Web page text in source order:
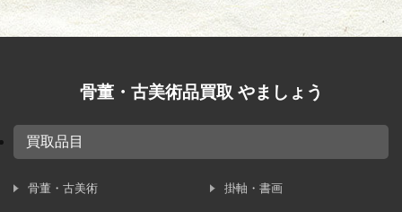
イ
骨董・古美術品買取 やましょう
買取品目
骨董・古美術 掛軸・書画